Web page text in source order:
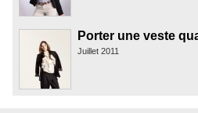
Porter une veste
Juillet 2011